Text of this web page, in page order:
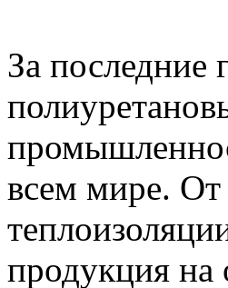
За последние
всем мире.
продукция на